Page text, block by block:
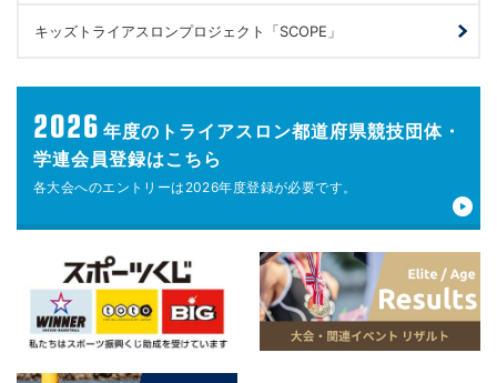
キッズトライアスロンプロジェクト「SCOPE」
2026 年度の トライアスロン都道府県競技団体・
学連会員登録はこちら
各大会へのエントリーは 2026年度登録が必要です。